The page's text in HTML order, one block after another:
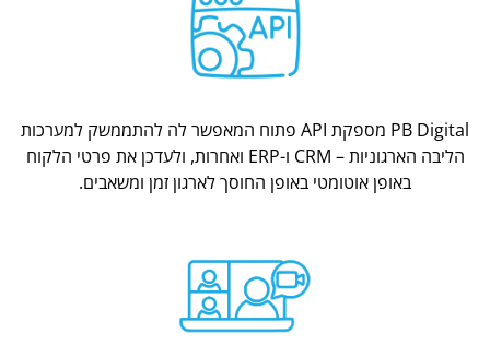
PB Digital מספקת API פתוח המאפשר לה להתממשק למערכות
הליבה הארגוניות – CRM ו-ERP ואחרות, ולעדכן את פרטי הלקוח
באופן אוטומטי באופן החוסך לארגון זמן ומשאבים.